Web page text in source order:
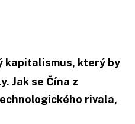
kapitalismus, který by
Jak se Čína z
rivala,